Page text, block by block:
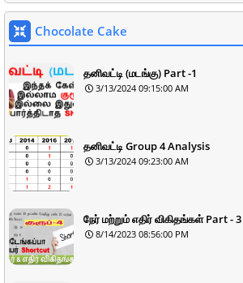
Chocolate Cake
தனிவட்டி (மடங்கு) Part -1
3/13/2024 09:15:00 AM
தனிவட்டி Group 4 Analysis
3/13/2024 09:23:00 AM
நேர் மற்றும் எதிர் விகிதங்கள் Part - 3
8/14/2023 08:56:00 PM